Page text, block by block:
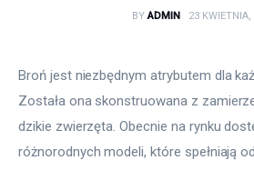
Więcej
BY ADMIN 23 KWIETNIA,
Broń jest niezbędnym atrybutem dla
Została ona skonstruowana z
dzikie zwierzęta. Obecnie na rynku
różnorodnych modeli, które spełniają